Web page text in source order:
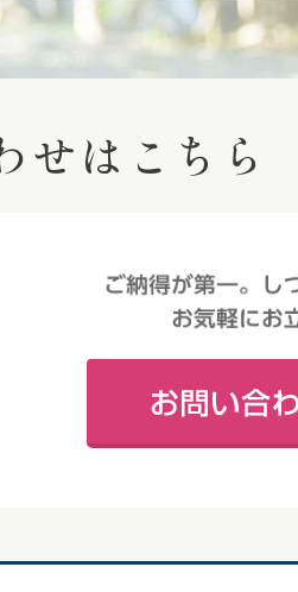
せはこちら